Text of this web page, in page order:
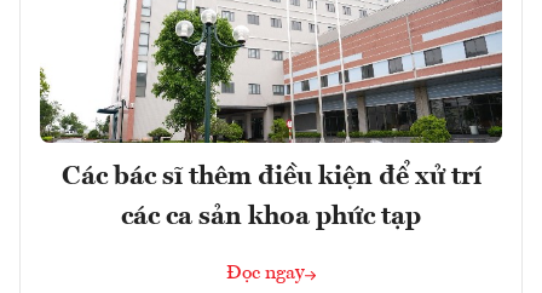
Các bác sĩ thêm điều kiện để xử trí
các ca sản khoa phức tạp
Đọc ngay